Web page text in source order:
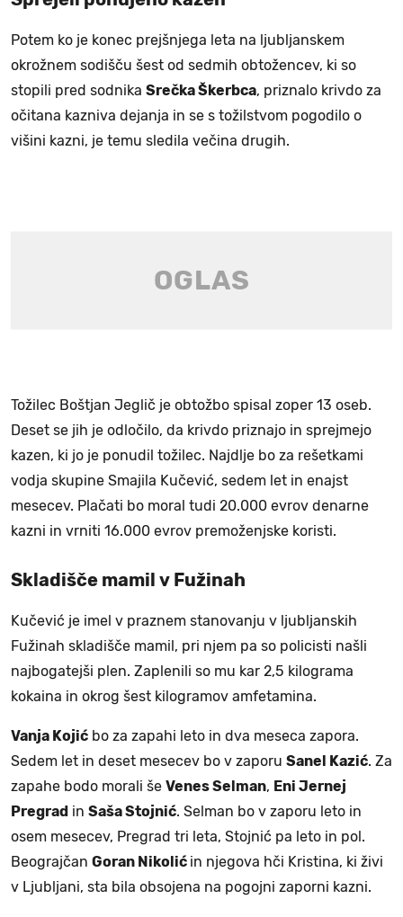
Potem ko je konec prejšnjega leta na ljubljanskem
okrožnem sodišču šest od sedmih obtožencev, ki so
stopili pred sodnika Srečka Škerbca, priznalo krivdo za
očitana kazniva dejanja in se s tožilstvom pogodilo o
višini kazni, je temu sledila večina drugih.
Tožilec Boštjan Jeglič je obtožbo spisal zoper 13 oseb.
Deset se jih je odločilo, da krivdo priznajo in sprejmejo
kazen, ki jo je ponudil tožilec. Najdlje bo za rešetkami
vodja skupine Smajila Kučević, sedem let in enajst
mesecev. Plačati bo moral tudi 20.000 evrov denarne
kazni in vrniti 16.000 evrov premoženjske koristi.
Skladišče mamil v Fužinah
Kučević je imel v praznem stanovanju v ljubljanskih
Fužinah skladišče mamil, pri njem pa so policisti našli
najbogatejši plen. Zaplenili so mu kar 2,5 kilograma
kokaina in okrog šest kilogramov amfetamina.
Vanja Kojić bo za zapahi leto in dva meseca zapora.
Sedem let in deset mesecev bo v zaporu Sanel Kazić. Za
zapahe bodo morali še Venes Selman, Eni Jernej
Pregrad in Saša Stojnić. Selman bo v zaporu leto in
osem mesecev, Pregrad tri leta, Stojnić pa leto in pol.
Beograjčan Goran Nikolić in njegova hči Kristina, ki živi
v Ljubljani, sta bila obsojena na pogojni zaporni kazni.